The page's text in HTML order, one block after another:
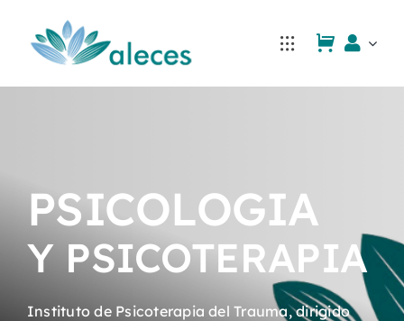
contenido
PSICOLOGIA
Y PSICOTERAPIA
Instituto de Psicoterapia del Trauma, dirigido